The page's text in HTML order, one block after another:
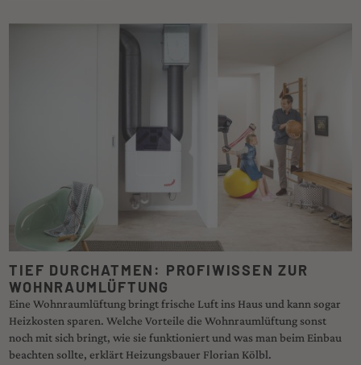
TIEF DURCHATMEN: PROFIWISSEN ZUR
WOHNRAUMLÜFTUNG
Eine Wohnraumlüftung bringt frische Luft ins Haus und kann sogar
Heizkosten sparen. Welche Vorteile die Wohnraumlüftung sonst
noch mit sich bringt, wie sie funktioniert und was man beim Einbau
beachten sollte, erklärt Heizungsbauer Florian Kölbl.